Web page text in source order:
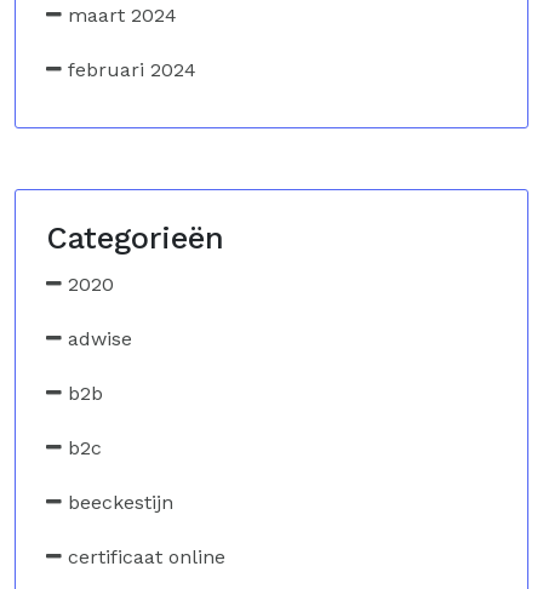
maart 2024
februari 2024
Categorieën
2020
adwise
b2b
b2c
beeckestijn
certificaat online